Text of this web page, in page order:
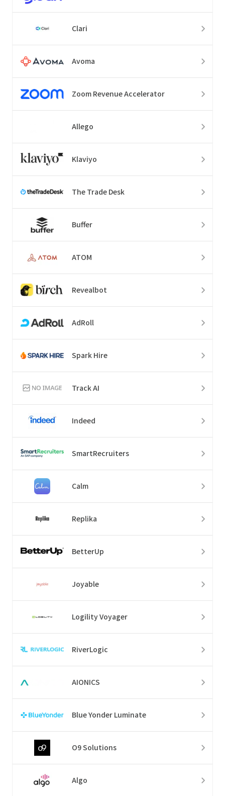
Clari
Avoma
Zoom Revenue Accelerator
Allego
Klaviyo
The Trade Desk
Buffer
ATOM
Revealbot
AdRoll
Spark Hire
Track AI
Indeed
SmartRecruiters
Calm
Replika
BetterUp
Joyable
Logility Voyager
RiverLogic
AIONICS
Blue Yonder Luminate
O9 Solutions
Algo